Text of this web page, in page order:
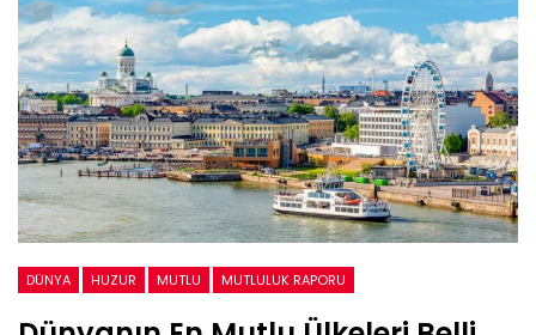
DÜNYA HUZUR MUTLU MUTLULUK RAPORU